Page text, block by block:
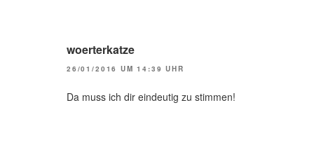
woerterkatze
26/01/2016 UM 14:39 UHR
Da muss ich dir eindeutig zu stimmen!